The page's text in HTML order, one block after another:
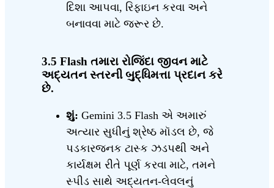
દિશા આપવા, રિફાઇન કરવા અને
બનાવવા માટે જરૂર છે.
3.5 Flash તમારા રોજિંદા જીવન માટે
અદ્યતન સ્તરની બુદ્ધિમત્તા પ્રદાન કરે
છે.
શું: Gemini 3.5 Flash એ અમારું
અત્યાર સુધીનું શ્રેષ્ઠ મૉડલ છે, જે
પડકારજનક ટાસ્ક ઝડપથી અને
કાર્યક્ષમ રીતે પૂર્ણ કરવા માટે, તમને
સ્પીડ સાથે અદ્યતન-લેવલનું